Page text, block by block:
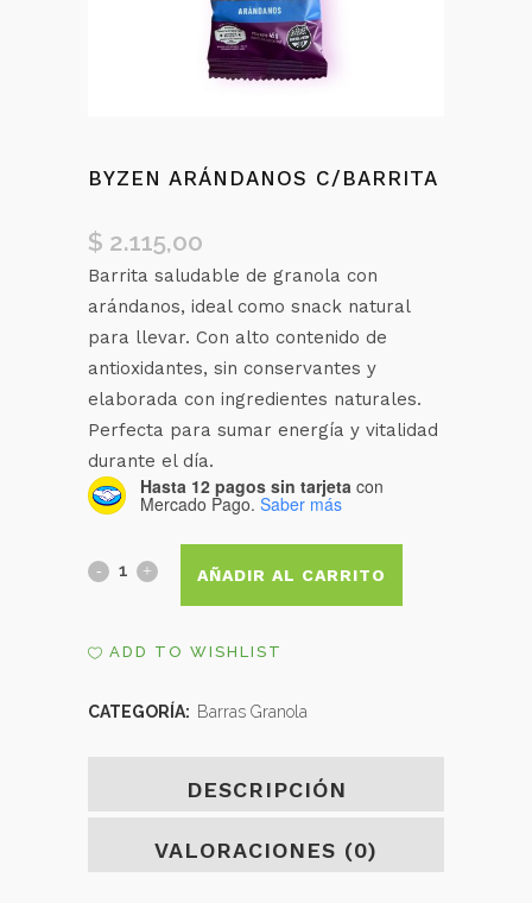
BYZEN ARÁNDANOS C/BARRITA
$ 2.115,00
Barrita saludable de granola con
arándanos, ideal como snack natural
para llevar. Con alto contenido de
antioxidantes, sin conservantes y
elaborada con ingredientes naturales.
Perfecta para sumar energía y vitalidad
durante el día.
Hasta 12 pagos sin tarjeta con
Mercado Pago. Saber más
ByZEN
c/barrita
quantity
AÑADIR AL CARRITO
ADD TO WISHLIST
CATEGORÍA: Barras Granola
DESCRIPCIÓN
VALORACIONES (0)